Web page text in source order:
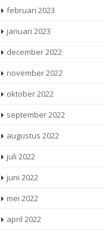
februari 2023
januari 2023
december 2022
november 2022
oktober 2022
september 2022
augustus 2022
juli 2022
juni 2022
mei 2022
april 2022